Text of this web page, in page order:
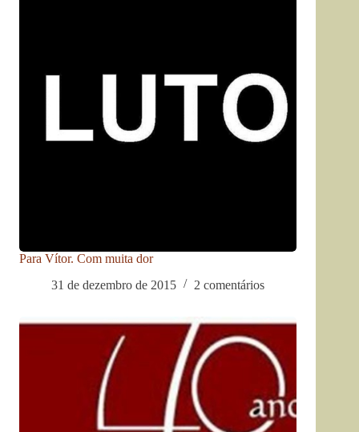
Para Vítor. Com muita dor
31 de dezembro de 2015
2 comentários